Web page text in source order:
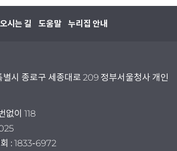
시는 길 도움말 누리집 안내
별시 종로구 세종대로 209 정부서울청사 개인
없이 118
: 1833-6972